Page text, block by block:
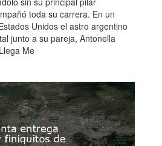
toda su carrera. En un
Unidos el astro argentino
junto a su pareja, Antonella
Me